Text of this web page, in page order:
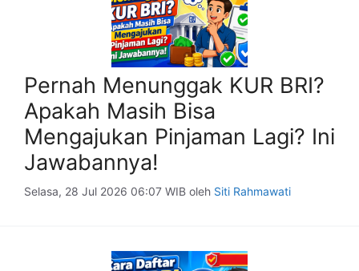
Pernah Menunggak KUR BRI?
Apakah Masih Bisa
Mengajukan Pinjaman Lagi? Ini
Jawabannya!
Selasa, 28 Jul 2026 06:07 WIB oleh Siti Rahmawati